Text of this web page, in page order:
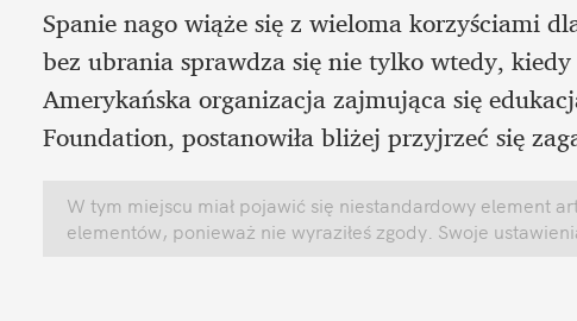
Spanie nago wiąże się z wieloma korzyściami
bez ubrania sprawdza się nie tylko wtedy,
Amerykańska organizacja zajmująca się
Foundation, postanowiła bliżej przyjrzeć się
W tym miejscu miał pojawić się niestandardowy element
elementów, ponieważ nie wyraziłeś zgody. Swoje